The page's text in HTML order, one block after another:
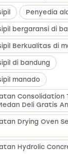
Penyedia
bergaransi di
Berkualitas di
di bandung
manado
Consolidation
Deli Gratis
Drying Oven
Hydrolic